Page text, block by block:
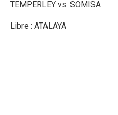
TEMPERLEY vs. SOMISA
Libre : ATALAYA